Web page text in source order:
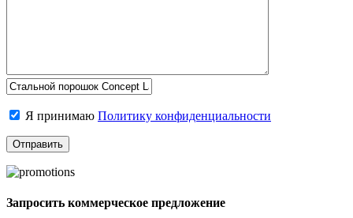
Я принимаю Политику конфиденциальности
Запросить коммерческое предложение